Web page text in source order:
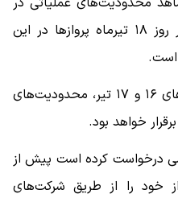
پذیرش و اعزام خواهد بود و در روز ۱۸ تیرماه پرواز‌ها در این
است.
این اطلاعیه می‌افزاید: در تاریخ‌های ۱۶ و ۱۷ تیر، محدودیت‌های
خواهد بود.
درخواست کرده است پیش از
خود را از طریق شرکت‌های